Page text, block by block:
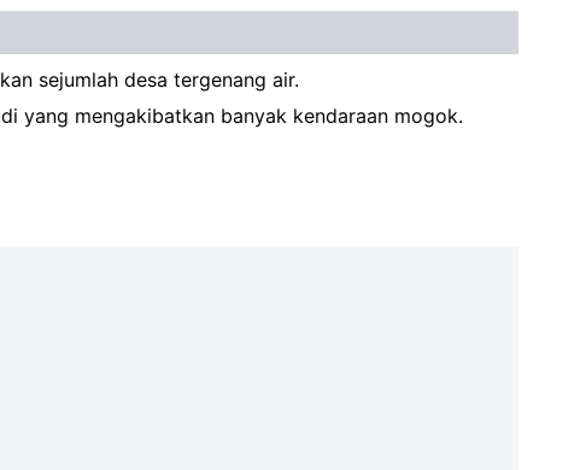
sejumlah desa tergenang air.
yang mengakibatkan banyak kendaraan mogok.